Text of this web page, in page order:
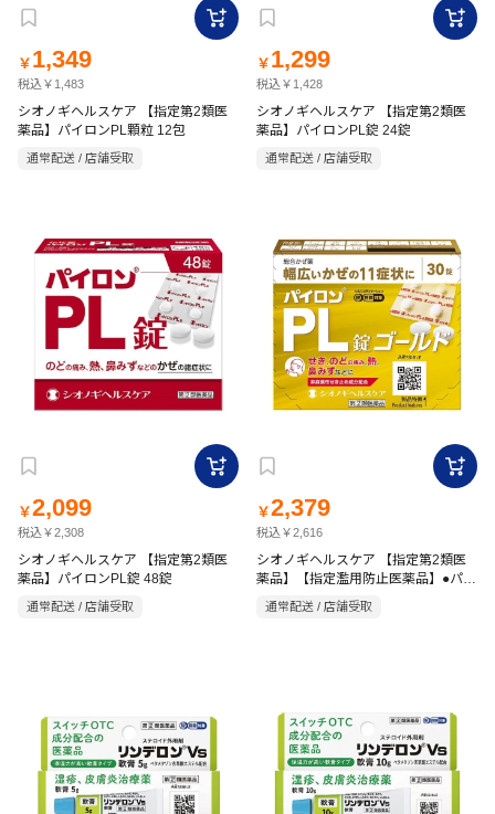
￥ 1,349
税込￥1,483
シオノギヘルスケア 【指定第2類医
薬品】パイロンPL顆粒 12包
通常配送 / 店舗受取
￥ 1,299
税込￥1,428
シオノギヘルスケア 【指定第2類医
薬品】パイロンPL錠 24錠
通常配送 / 店舗受取
￥2,099
税込￥2,308
シオノギヘルスケア 【指定第2類医
薬品】パイロンPL錠 48錠
通常配送 / 店舗受取
￥2,379
税込￥2,616
シオノギヘルスケア 【指定第2類医
薬品】【指定濫用防止医薬品】●パイ
ロンPL錠ゴールド 30錠
通常配送 / 店舗受取